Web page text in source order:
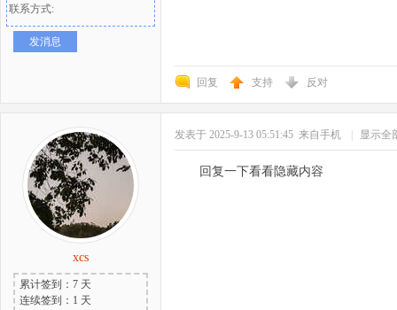
联系方式:
发消息
回复 支持 反对
xcs
累计签到：7 天
连续签到：1 天
发表于 2025-9-13 05:51:45 来自手机 显示全
回复一下看看隐藏内容